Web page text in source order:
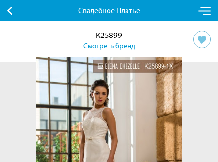
Свадебное Платье
K25899
Смотреть бренд